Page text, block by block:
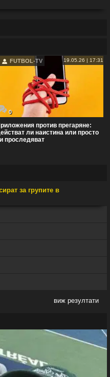
FUTBOL-TV 19.05.26 | 17:31
0
против прегаряне:
ли наистина или просто
проследяват
за групите в
виж резултати